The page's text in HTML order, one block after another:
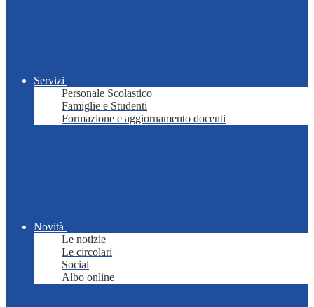
Servizi
Personale Scolastico
Famiglie e Studenti
Formazione e aggiornamento docenti
Novità
Le notizie
Le circolari
Social
Albo online